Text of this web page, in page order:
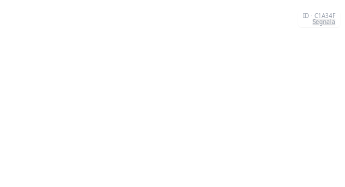
ID · C1A34F
Segnala